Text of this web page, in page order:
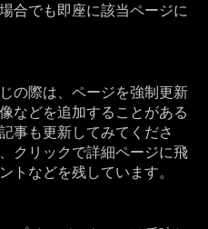
合でも即座に該当ページに
の際は、ページを強制更新
などを追加することがある
事も更新してみてくださ
クリックで詳細ページに飛
トなどを残しています。